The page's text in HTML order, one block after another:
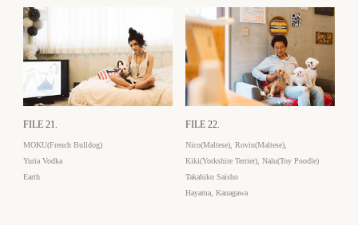
FILE 21.
MOKU(French Bulldog)
Yuria Vodka
Earth
FILE 22.
Nico(Maltese), Rovin(Maltese),
Kiki(Yorkshire Terrier), Nalu(Toy Poodle)
Takahiko Saisho
Hayama, Kanagawa